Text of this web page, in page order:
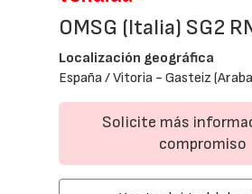
OMSG (Italia) SG2
Localización geográfica
España / Vitoria - Gasteiz
Solicite más
compromiso